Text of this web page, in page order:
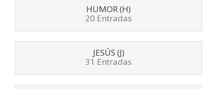
HUMOR (H)
20 Entradas
JESÚS (J)
31 Entradas